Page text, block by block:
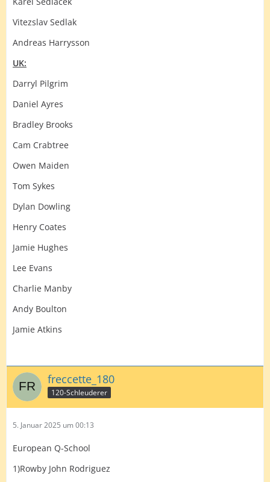
Vitezslav Sedlak
Andreas Harrysson
UK:
Darryl Pilgrim
Daniel Ayres
Bradley Brooks
Cam Crabtree
Owen Maiden
Tom Sykes
Dylan Dowling
Henry Coates
Jamie Hughes
Lee Evans
Charlie Manby
Andy Boulton
Jamie Atkins
freccette_180
120-Schleuderer
5. Januar 2025 um 00:13
European Q-School
1)Rowby John Rodriguez